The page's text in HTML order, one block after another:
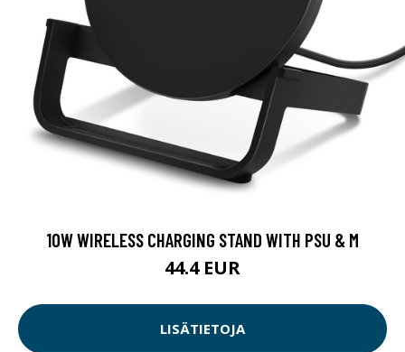
10W WIRELESS CHARGING STAND WITH PSU & M
44.4 EUR
LISÄTIETOJA